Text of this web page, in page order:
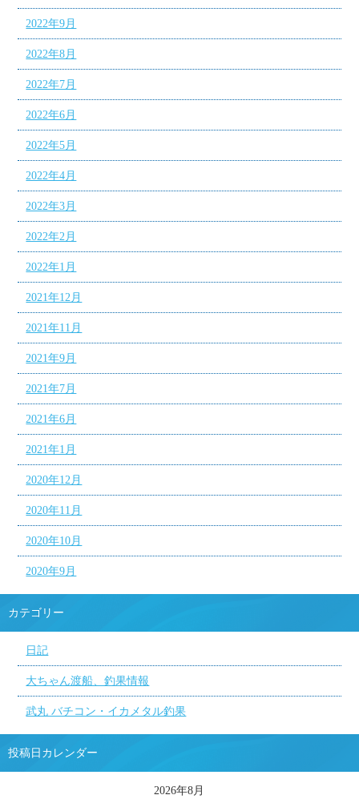
2022年9月
2022年8月
2022年7月
2022年6月
2022年5月
2022年4月
2022年3月
2022年2月
2022年1月
2021年12月
2021年11月
2021年9月
2021年7月
2021年6月
2021年1月
2020年12月
2020年11月
2020年10月
2020年9月
カテゴリー
日記
大ちゃん渡船、釣果情報
武丸 バチコン・イカメタル釣果
投稿日カレンダー
2026年8月